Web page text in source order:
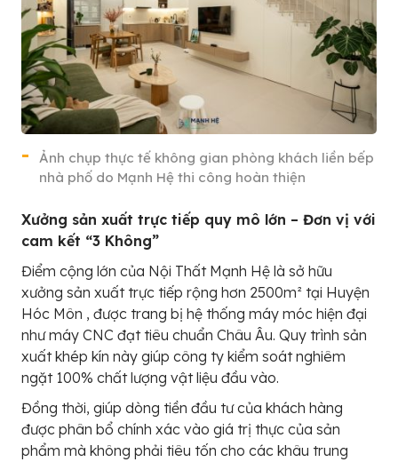
Ảnh chụp thực tế không gian phòng khách liền bếp
nhà phố do Mạnh Hệ thi công hoàn thiện
Xưởng sản xuất trực tiếp quy mô lớn – Đơn vị với
cam kết “3 Không”
Điểm cộng lớn của Nội Thất Mạnh Hệ là sở hữu
xưởng sản xuất trực tiếp rộng hơn 2500m² tại Huyện
Hóc Môn , được trang bị hệ thống máy móc hiện đại
như máy CNC đạt tiêu chuẩn Châu Âu. Quy trình sản
xuất khép kín này giúp công ty kiểm soát nghiêm
ngặt 100% chất lượng vật liệu đầu vào.
Đồng thời, giúp dòng tiền đầu tư của khách hàng
được phân bổ chính xác vào giá trị thực của sản
phẩm mà không phải tiêu tốn cho các khâu trung